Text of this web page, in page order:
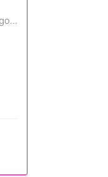
Naznaczony: Wyjście z mrocznego wymiaru